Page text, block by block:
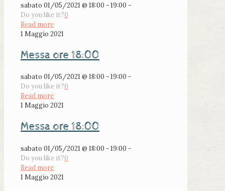
sabato 01/05/2021 @ 18:00 - 19:00 -
Do you like it?0
Read more
1 Maggio 2021
Messa ore 18:00
sabato 01/05/2021 @ 18:00 - 19:00 -
Do you like it?0
Read more
1 Maggio 2021
Messa ore 18:00
sabato 01/05/2021 @ 18:00 - 19:00 -
Do you like it?0
Read more
1 Maggio 2021